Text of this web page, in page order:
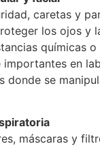
caretas y
los ojos y
químicas
importantes en
donde se
máscaras y